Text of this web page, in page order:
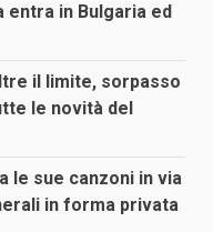
entra in Bulgaria ed
il limite, sorpasso
le novità del
le sue canzoni in via
in forma privata